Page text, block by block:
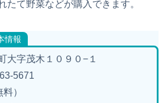
たて野菜などが購入できます。
情報
大字茂木１０９０−１
5671
）